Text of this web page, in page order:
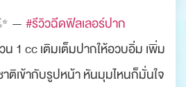
— #รีวิวฉีดฟิลเลอร์ปาก
1 cc เติมเต็มปากให้อวบอิ่ม เพิ่ม
ติเข้ากับรูปหน้า หันมุมไหนก็มั่นใจ